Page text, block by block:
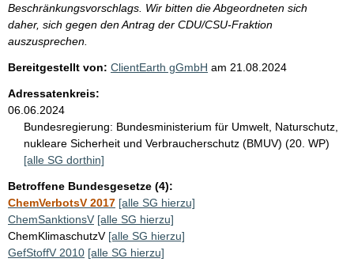
Beschränkungsvorschlags. Wir bitten die Abgeordneten sich
daher, sich gegen den Antrag der CDU/CSU-Fraktion
auszusprechen.
Bereitgestellt von: ClientEarth gGmbH am 21.08.2024
Adressatenkreis:
06.06.2024
Bundesregierung: Bundesministerium für Umwelt, Naturschutz,
nukleare Sicherheit und Verbraucherschutz (BMUV) (20. WP)
[alle SG dorthin]
Betroffene Bundesgesetze (4):
ChemVerbotsV 2017 [alle SG hierzu]
ChemSanktionsV [alle SG hierzu]
ChemKlimaschutzV [alle SG hierzu]
GefStoffV 2010 [alle SG hierzu]